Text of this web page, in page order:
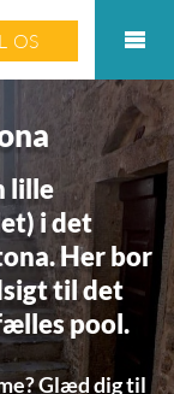
OS
lille
i det
Her bor
til det
pool.
Glæd dig til